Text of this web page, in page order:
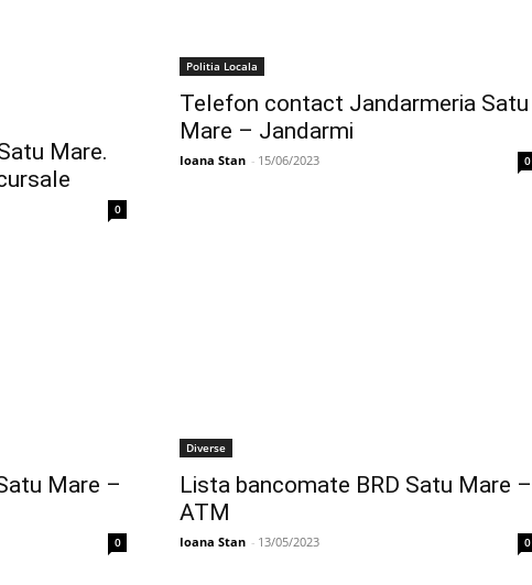
Mare.
0
Politia Locala
Telefon contact Jandarmeria Satu
Mare – Jandarmi
Ioana Stan - 15/06/2023 0
Mare –
0
Diverse
Lista bancomate BRD Satu Mare –
ATM
Ioana Stan - 13/05/2023 0